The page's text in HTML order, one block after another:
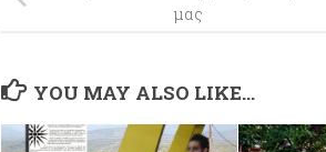
μας
YOU MAY ALSO LIKE...